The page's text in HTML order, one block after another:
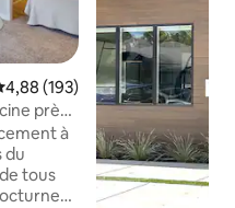
moyenne sur la
4,88 (193)
près
!
à
du
tous